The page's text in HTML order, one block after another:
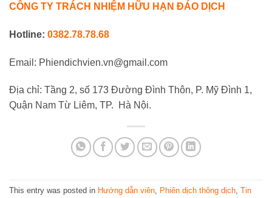
CÔNG TY TRÁCH NHIỆM HỮU HẠN ĐÁO DỊCH
Hotline: 0382.78.78.68
Email: Phiendichvien.vn@gmail.com
Địa chỉ: Tầng 2, số 173 Đường Đình Thôn, P. Mỹ Đình 1,
Quận Nam Từ Liêm, TP. Hà Nội.
This entry was posted in Hướng dẫn viên Phiên dịch thông dịch Tin